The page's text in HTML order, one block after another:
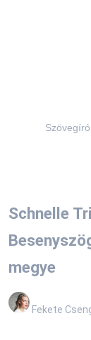
Schnelle
megye
Fekete